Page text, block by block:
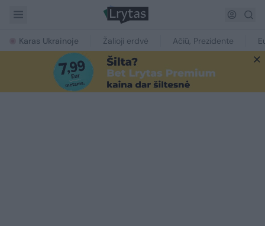
Karas Ukrainoje Žalioji erdvė Ačiū, Prezidente